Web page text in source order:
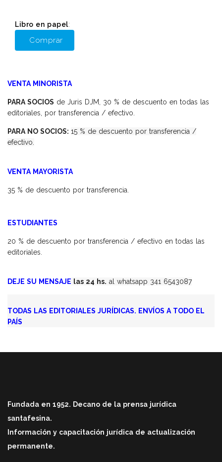
Libro en papel:
Comprar
VENTA MINORISTA
PARA SOCIOS de Juris DJM, 30 % de descuento en todas las
editoriales, por transferencia / efectivo.
PARA NO SOCIOS: 15 % de descuento por transferencia /
efectivo.
VENTA MAYORISTA
35 % de descuento por transferencia.
ESTUDIANTES
20 % de descuento por transferencia / efectivo en todas las
editoriales.
DEJE SU MENSAJE las 24 hs. al whatsapp 341 6543087
TODAS LAS EDITORIALES JURÍDICAS. ENVÍOS A TODO EL
PAÍS
Fundada en 1952. Decano de la prensa jurídica
santafesina.
Información y capacitación jurídica de actualización
permanente.